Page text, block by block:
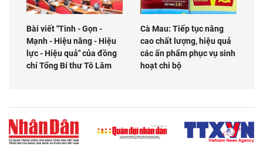
Bài viết "Tinh - Gọn -
Mạnh - Hiệu năng - Hiệu
lực - Hiệu quả" của đồng
chí Tổng Bí thư Tô Lâm
Cà Mau: Tiếp tục nâng
cao chất lượng, hiệu quả
các ấn phẩm phục vụ sinh
hoạt chi bộ